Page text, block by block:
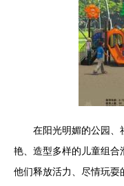
在阳光明媚的公园、
艳、造型多样的儿童组合
他们释放活力、尽情玩